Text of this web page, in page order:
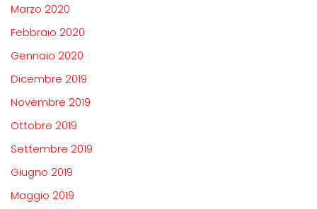
Marzo 2020
Febbraio 2020
Gennaio 2020
Dicembre 2019
Novembre 2019
Ottobre 2019
Settembre 2019
Giugno 2019
Maggio 2019